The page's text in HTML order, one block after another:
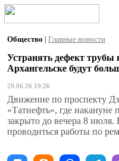
Общество | Главные новости
Устранять дефект трубы
Архангельске будут
29.06.26 19:26
Движение по проспекту
«Татнефть», где накануне
закрыто до вечера 8 июля.
проводиться работы по